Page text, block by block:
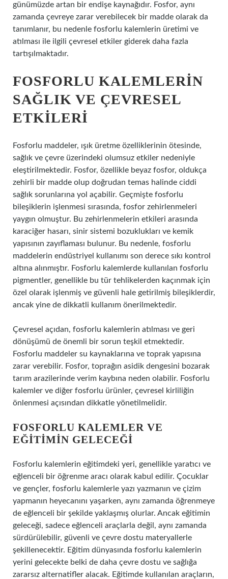
günümüzde artan bir endişe kaynağıdır. Fosfor, aynı
zamanda çevreye zarar verebilecek bir madde olarak da
tanımlanır, bu nedenle fosforlu kalemlerin üretimi ve
atılması ile ilgili çevresel etkiler giderek daha fazla
tartışılmaktadır.
FOSFORLU KALEMLERIN
SAĞLIK VE ÇEVRESEL
ETKILERI
Fosforlu maddeler, ışık üretme özelliklerinin ötesinde,
sağlık ve çevre üzerindeki olumsuz etkiler nedeniyle
eleştirilmektedir. Fosfor, özellikle beyaz fosfor, oldukça
zehirli bir madde olup doğrudan temas halinde ciddi
sağlık sorunlarına yol açabilir. Geçmişte fosforlu
bileşiklerin işlenmesi sırasında, fosfor zehirlenmeleri
yaygın olmuştur. Bu zehirlenmelerin etkileri arasında
karaciğer hasarı, sinir sistemi bozuklukları ve kemik
yapısının zayıflaması bulunur. Bu nedenle, fosforlu
maddelerin endüstriyel kullanımı son derece sıkı kontrol
altına alınmıştır. Fosforlu kalemlerde kullanılan fosforlu
pigmentler, genellikle bu tür tehlikelerden kaçınmak için
özel olarak işlenmiş ve güvenli hale getirilmiş bileşiklerdir,
ancak yine de dikkatli kullanım önerilmektedir.
Çevresel açıdan, fosforlu kalemlerin atılması ve geri
dönüşümü de önemli bir sorun teşkil etmektedir.
Fosforlu maddeler su kaynaklarına ve toprak yapısına
zarar verebilir. Fosfor, toprağın asidik dengesini bozarak
tarım arazilerinde verim kaybına neden olabilir. Fosforlu
kalemler ve diğer fosforlu ürünler, çevresel kirliliğin
önlenmesi açısından dikkatle yönetilmelidir.
FOSFORLU KALEMLER VE
EĞITIMIN GELECEĞI
Fosforlu kalemlerin eğitimdeki yeri, genellikle yaratıcı ve
eğlenceli bir öğrenme aracı olarak kabul edilir. Çocuklar
ve gençler, fosforlu kalemlerle yazı yazmanın ve çizim
yapmanın heyecanını yaşarken, aynı zamanda öğrenmeye
de eğlenceli bir şekilde yaklaşmış olurlar. Ancak eğitimin
geleceği, sadece eğlenceli araçlarla değil, aynı zamanda
sürdürülebilir, güvenli ve çevre dostu materyallerle
şekillenecektir. Eğitim dünyasında fosforlu kalemlerin
yerini gelecekte belki de daha çevre dostu ve sağlığa
zararsız alternatifler alacak. Eğitimde kullanılan araçların,